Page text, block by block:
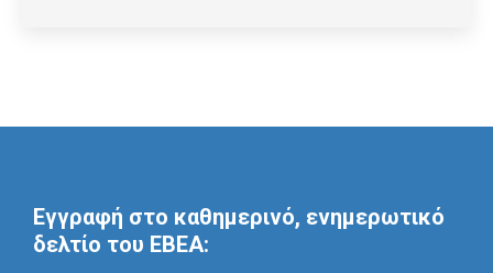
Εγγραφή στο καθημερινό, ενημερωτικό
δελτίο του ΕΒΕΑ: